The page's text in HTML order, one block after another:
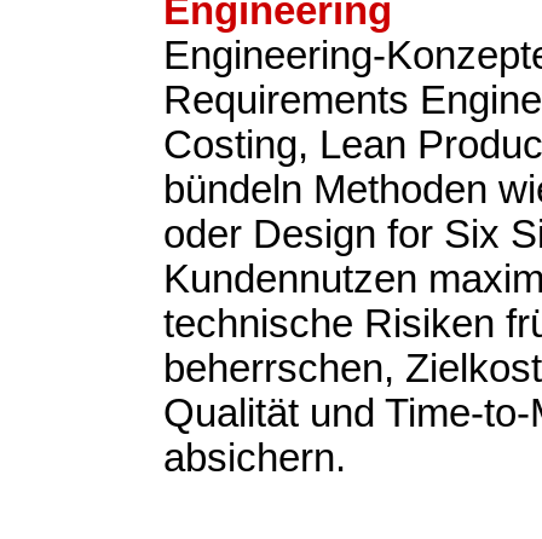
Engineering
Engineering-
Requirements
Costing, Lean
bündeln Methoden
oder Design for Six
Kundennutzen
technische Risiken
beherrschen,
Qualität und Time-to-
absichern.